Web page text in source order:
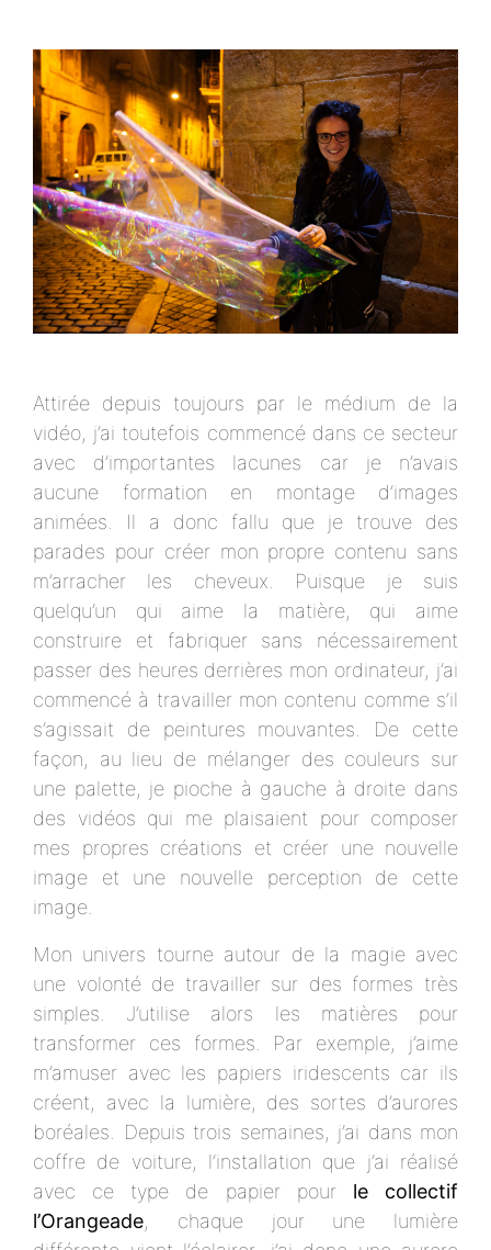
Attirée depuis toujours par le médium de la
vidéo, j’ai toutefois commencé dans ce secteur
avec d’importantes lacunes car je n’avais
aucune formation en montage d’images
animées. Il a donc fallu que je trouve des
parades pour créer mon propre contenu sans
m’arracher les cheveux. Puisque je suis
quelqu’un qui aime la matière, qui aime
construire et fabriquer sans nécessairement
passer des heures derrières mon ordinateur, j’ai
commencé à travailler mon contenu comme s’il
s’agissait de peintures mouvantes. De cette
façon, au lieu de mélanger des couleurs sur
une palette, je pioche à gauche à droite dans
des vidéos qui me plaisaient pour composer
mes propres créations et créer une nouvelle
image et une nouvelle perception de cette
image.
Mon univers tourne autour de la magie avec
une volonté de travailler sur des formes très
simples. J’utilise alors les matières pour
transformer ces formes. Par exemple, j’aime
m’amuser avec les papiers iridescents car ils
créent, avec la lumière, des sortes d’aurores
boréales. Depuis trois semaines, j’ai dans mon
coffre de voiture, l’installation que j’ai réalisé
avec ce type de papier pour le collectif
l’Orangeade, chaque jour une lumière